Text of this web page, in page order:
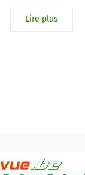
Lire plus